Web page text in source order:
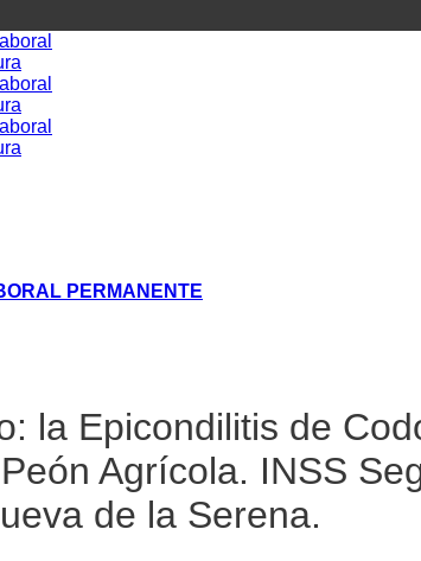
PERMANENTE
la Epicondilitis de
Agrícola. INSS
de la Serena.